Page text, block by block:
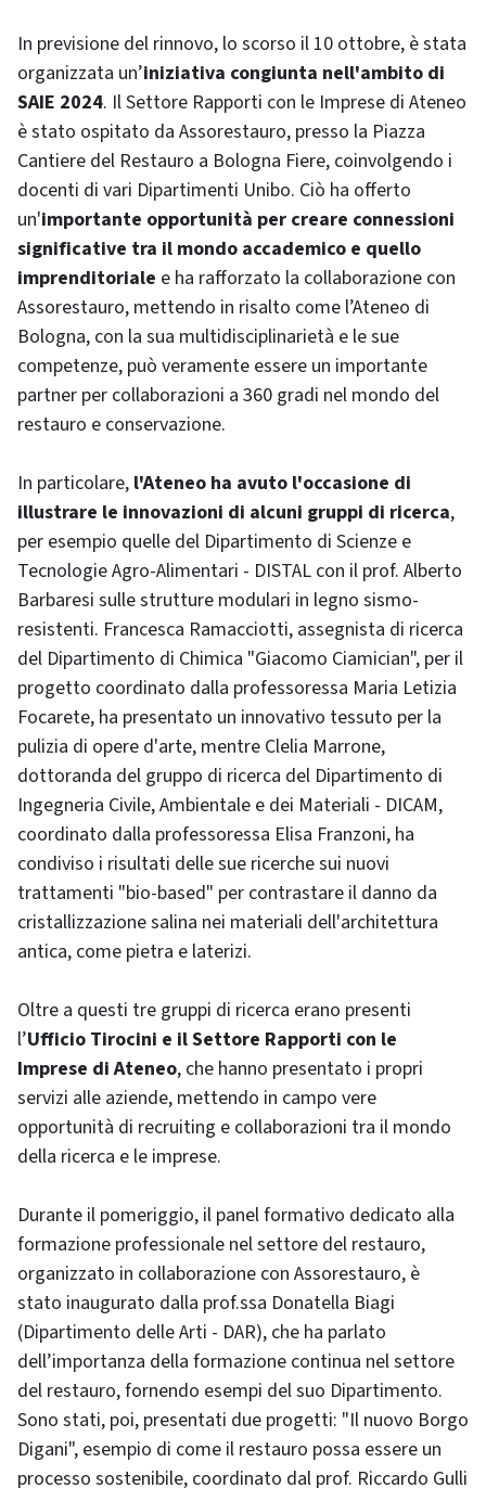
In previsione del rinnovo, lo scorso il 10 ottobre, è stata
organizzata un’iniziativa congiunta nell'ambito di
SAIE 2024. Il Settore Rapporti con le Imprese di Ateneo
è stato ospitato da Assorestauro, presso la Piazza
Cantiere del Restauro a Bologna Fiere, coinvolgendo i
docenti di vari Dipartimenti Unibo. Ciò ha offerto
un'importante opportunità per creare connessioni
significative tra il mondo accademico e quello
imprenditoriale e ha rafforzato la collaborazione con
Assorestauro, mettendo in risalto come l’Ateneo di
Bologna, con la sua multidisciplinarietà e le sue
competenze, può veramente essere un importante
partner per collaborazioni a 360 gradi nel mondo del
restauro e conservazione.
In particolare, l'Ateneo ha avuto l'occasione di
illustrare le innovazioni di alcuni gruppi di ricerca,
per esempio quelle del Dipartimento di Scienze e
Tecnologie Agro-Alimentari - DISTAL con il prof. Alberto
Barbaresi sulle strutture modulari in legno sismo-
resistenti. Francesca Ramacciotti, assegnista di ricerca
del Dipartimento di Chimica "Giacomo Ciamician", per il
progetto coordinato dalla professoressa Maria Letizia
Focarete, ha presentato un innovativo tessuto per la
pulizia di opere d'arte, mentre Clelia Marrone,
dottoranda del gruppo di ricerca del Dipartimento di
Ingegneria Civile, Ambientale e dei Materiali - DICAM,
coordinato dalla professoressa Elisa Franzoni, ha
condiviso i risultati delle sue ricerche sui nuovi
trattamenti "bio-based" per contrastare il danno da
cristallizzazione salina nei materiali dell'architettura
antica, come pietra e laterizi.
Oltre a questi tre gruppi di ricerca erano presenti
l’Ufficio Tirocini e il Settore Rapporti con le
Imprese di Ateneo, che hanno presentato i propri
servizi alle aziende, mettendo in campo vere
opportunità di recruiting e collaborazioni tra il mondo
della ricerca e le imprese.
Durante il pomeriggio, il panel formativo dedicato alla
formazione professionale nel settore del restauro,
organizzato in collaborazione con Assorestauro, è
stato inaugurato dalla prof.ssa Donatella Biagi
(Dipartimento delle Arti - DAR), che ha parlato
dell’importanza della formazione continua nel settore
del restauro, fornendo esempi del suo Dipartimento.
Sono stati, poi, presentati due progetti: "Il nuovo Borgo
Digani", esempio di come il restauro possa essere un
processo sostenibile, coordinato dal prof. Riccardo Gulli